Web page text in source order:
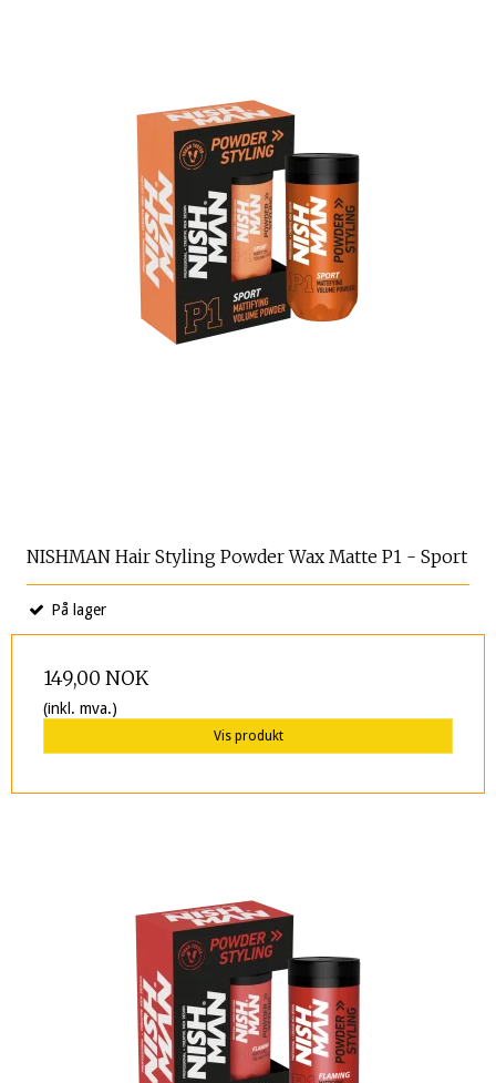
NISHMAN Hair Styling Powder Wax Matte P1 - Sport
På lager
149,00 NOK
(inkl. mva.)
Vis produkt